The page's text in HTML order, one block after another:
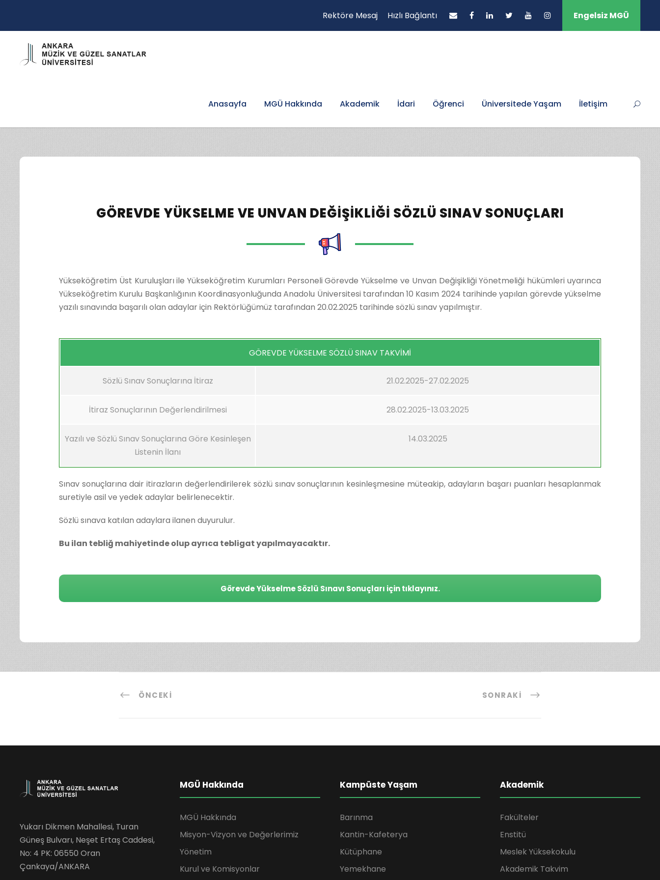
Rektöre Mesaj Hızlı Bağlantı Engelsiz MGÜ
Anasayfa MGÜ Hakkında Akademik İdari Öğrenci Üniversitede Yaşam İletişim
GÖREVDE YÜKSELME VE UNVAN DEĞIŞIKLIĞI SÖZLÜ SINAV SONUÇLARI
Yükseköğretim Üst Kuruluşları ile Yükseköğretim Kurumları Personeli Görevde Yükselme ve Unvan Değişikliği Yönetmeliği hükümleri uyarınca
Yükseköğretim Kurulu Başkanlığının Koordinasyonluğunda Anadolu Üniversitesi tarafından 10 Kasım 2024 tarihinde yapılan görevde yükselme
yazılı sınavında başarılı olan adaylar için Rektörlüğümüz tarafından 20.02.2025 tarihinde sözlü sınav yapılmıştır.
GÖREVDE YÜKSELME SÖZLÜ SINAV TAKVİMİ
Sözlü Sınav Sonuçlarına İtiraz 21.02.2025-27.02.2025
İtiraz Sonuçlarının Değerlendirilmesi 28.02.2025-13.03.2025
Yazılı ve Sözlü Sınav Sonuçlarına Göre Kesinleşen
Listenin İlanı
14.03.2025
Sınav sonuçlarına dair itirazların değerlendirilerek sözlü sınav sonuçlarının kesinleşmesine müteakip, adayların başarı puanları hesaplanmak
suretiyle asil ve yedek adaylar belirlenecektir.
Sözlü sınava katılan adaylara ilanen duyurulur.
Bu ilan tebliğ mahiyetinde olup ayrıca tebligat yapılmayacaktır.
Görevde Yükselme Sözlü Sınavı Sonuçları için tıklayınız.
ÖNCEKI SONRAKI
Yukarı Dikmen Mahallesi, Turan
Güneş Bulvarı, Neşet Ertaş Caddesi,
No: 4 PK: 06550 Oran
Çankaya/ANKARA
MGÜ Hakkında
MGÜ Hakkında
Misyon-Vizyon ve Değerlerimiz
Yönetim
Kurul ve Komisyonlar
Kampüste Yaşam
Barınma
Kantin-Kafeterya
Kütüphane
Yemekhane
Akademik
Fakülteler
Enstitü
Meslek Yüksekokulu
Akademik Takvim